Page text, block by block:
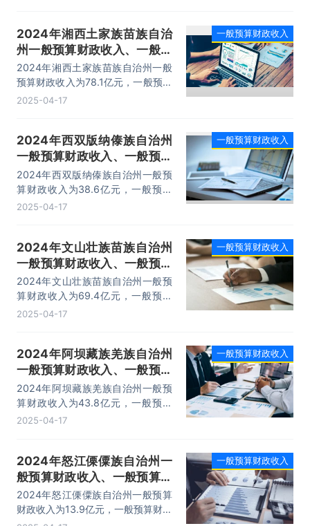
2024年湘西土家族苗族自治
州一般预算财政收入、一般预
算财政支出及收支差额情况
2024年湘西土家族苗族自治州一般
预算财政收入为78.1亿元，一般预算
财政支出为385亿元，一般预算财政
2025-04-17
一般预算财政收入
2024年西双版纳傣族自治州
一般预算财政收入、一般预算
财政支出及收支差额情况
2024年西双版纳傣族自治州一般预
算财政收入为38.6亿元，一般预算
财政支出为152.7亿元，一般预算财
2025-04-17
一般预算财政收入
2024年文山壮族苗族自治州
一般预算财政收入、一般预算
财政支出及收支差额情况
2024年文山壮族苗族自治州一般预
算财政收入为69.4亿元，一般预算
财政支出为388.5亿元，一般预算财
2025-04-17
一般预算财政收入
2024年阿坝藏族羌族自治州
一般预算财政收入、一般预算
财政支出及收支差额情况
2024年阿坝藏族羌族自治州一般预
算财政收入为43.8亿元，一般预算
财政支出为368.3亿元，一般预算财
2025-04-17
一般预算财政收入
2024年怒江傈僳族自治州一
般预算财政收入、一般预算财
政支出及收支差额情况
2024年怒江傈僳族自治州一般预算
财政收入为13.9亿元，一般预算财政
一般预算财政收入